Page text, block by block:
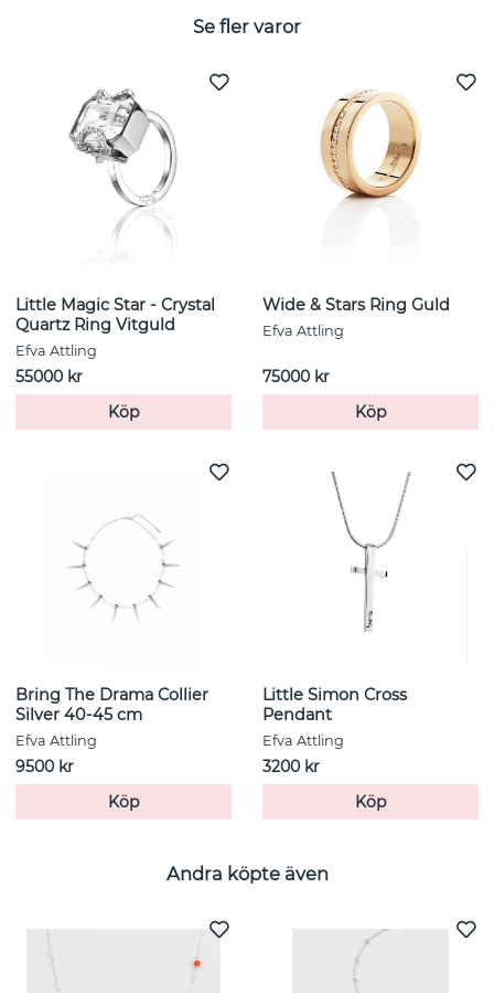
Se fler varor
Little Magic Star - Crystal
Quartz Ring Vitguld
Efva Attling
55000 kr
Köp
Wide & Stars Ring Guld
Efva Attling
75000 kr
Köp
Bring The Drama Collier
Silver 40-45 cm
Efva Attling
9500 kr
Köp
Little Simon Cross
Pendant
Efva Attling
3200 kr
Köp
Andra köpte även